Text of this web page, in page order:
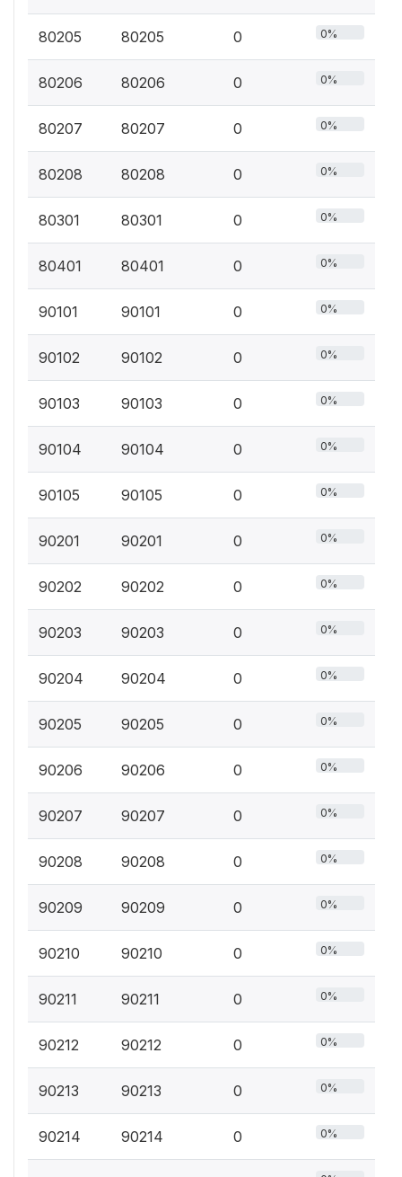
80205 80205 0 0%
80206 80206 0 0%
80207 80207 0 0%
80208 80208 0 0%
80301 80301 0 0%
80401 80401 0 0%
90101 90101 0 0%
90102 90102 0 0%
90103 90103 0 0%
90104 90104 0 0%
90105 90105 0 0%
90201 90201 0 0%
90202 90202 0 0%
90203 90203 0 0%
90204 90204 0 0%
90205 90205 0 0%
90206 90206 0 0%
90207 90207 0 0%
90208 90208 0 0%
90209 90209 0 0%
90210 90210 0 0%
90211 90211 0 0%
90212 90212 0 0%
90213 90213 0 0%
90214 90214 0 0%